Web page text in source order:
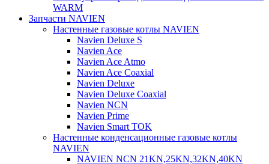
WARM
Запчасти NAVIEN
Настенные газовые котлы NAVIEN
Navien Deluxe S
Navien Ace
Navien Ace Atmo
Navien Ace Coaxial
Navien Deluxe
Navien Deluxe Coaxial
Navien NCN
Navien Prime
Navien Smart TOK
Настенные конденсационные газовые котлы
NAVIEN
NAVIEN NCN 21KN,25KN,32KN,40KN